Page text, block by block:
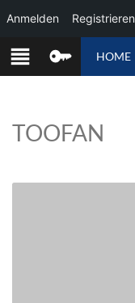
ZUM
INHALT
HOME
TOOFAN
Anmelden Registrieren